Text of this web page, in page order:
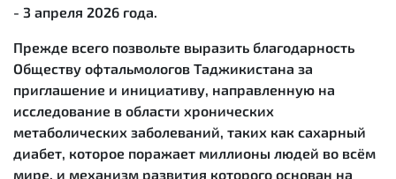
- 3 апреля 2026 года.
Прежде всего позвольте выразить благодарность
Обществу офтальмологов Таджикистана за
приглашение и инициативу, направленную на
исследование в области хронических
метаболических заболеваний, таких как сахарный
диабет, которое поражает миллионы людей во всём
мире, и механизм развития которого основан на